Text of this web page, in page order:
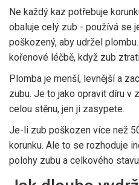
Ne každý kaz potřebuje
obaluje celý zub - používá se
poškozený, aby udržel
kořenové léčbě, když zub
Plomba je menší, levnější a
zubu. Je to jako opravit díru v
celou stěnu, jen ji zasypete.
Je-li zub poškozen více než
korunku. Ale to se rozhoduje
polohy zubu a celkového